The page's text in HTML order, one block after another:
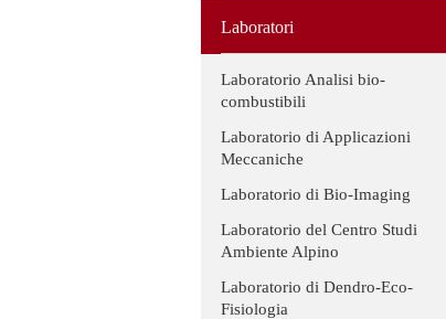
Laboratori
Laboratorio Analisi bio-
combustibili
Laboratorio di Applicazioni
Meccaniche
Laboratorio di Bio-Imaging
Laboratorio del Centro Studi
Ambiente Alpino
Laboratorio di Dendro-Eco-
Fisiologia